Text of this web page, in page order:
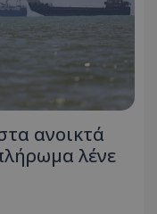
ανοικτά
λένε